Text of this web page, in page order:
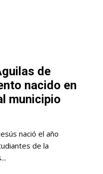
de
nacido en
municipio
nació el año
de la